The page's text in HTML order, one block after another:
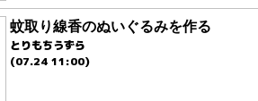
蚊取り線香のぬいぐるみを作る
とりもちうずら
(07.24 11:00)